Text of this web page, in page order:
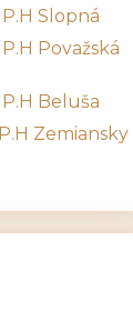
Slopná
Považská
Beluša
Zemiansky